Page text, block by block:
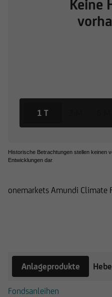
Keine
1 T
Historische Betrachtungen stellen keinen
Entwicklungen dar.
onemarkets Amundi Climate
Anlageprodukte
Fondsanleihen